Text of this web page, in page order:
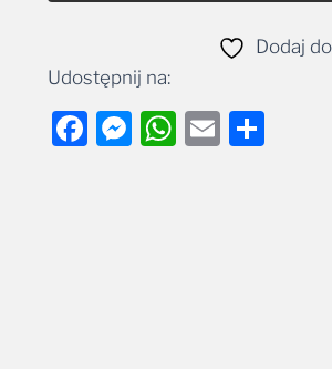
Dodaj
Udostępnij na:
Facebook
Messenger
WhatsApp
Email